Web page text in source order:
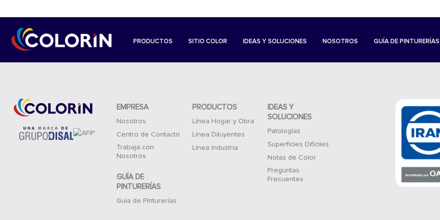
PRODUCTOS SITIO COLOR IDEAS Y SOLUCIONES NOSOTROS GUÍA DE PINTURERÍAS
EMPRESA
Nosotros
Centro de Contacto
Trabaja con
Nosotros
GUÍA DE
PINTURERÍAS
Guía de Pinturerías
PRODUCTOS
Línea Hogar y Obra
Línea Diluyentes
Línea Industria
IDEAS Y
SOLUCIONES
Patologías
Superficies Difíciles
Notas de Color
Preguntas
Frecuentes